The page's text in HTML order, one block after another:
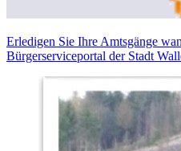
Erledigen Sie Ihre Amtsgänge
Bürgerserviceportal der Stadt